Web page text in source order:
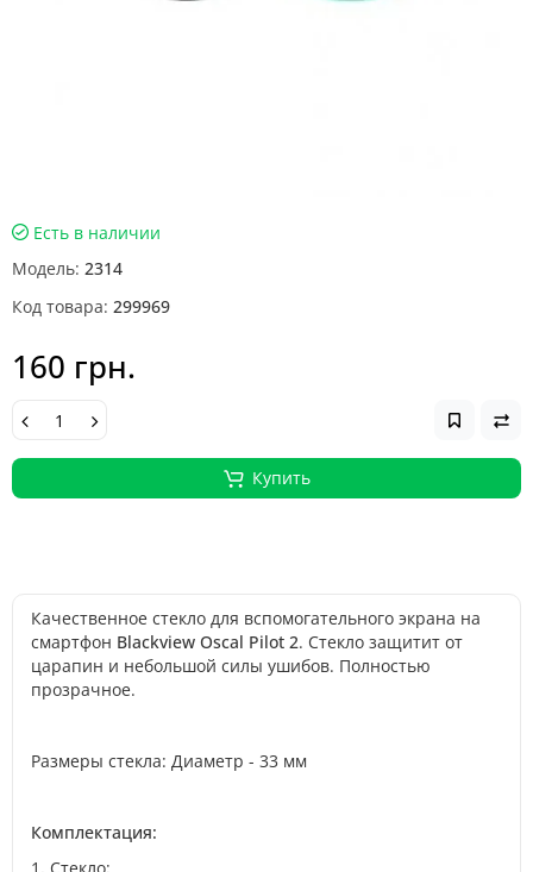
Есть в наличии
Модель: 2314
Код товара: 299969
160 грн.
Купить
Качественное стекло для вспомогательного экрана на
смартфон Blackview Oscal Pilot 2. Стекло защитит от
царапин и небольшой силы ушибов. Полностью
прозрачное.
Размеры стекла: Диаметр - 33 мм
Комплектация: